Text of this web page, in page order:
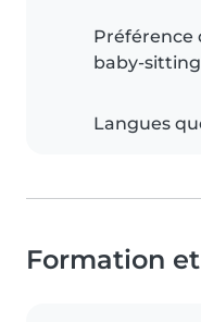
Préférence
baby-sitting
Langues
Formation